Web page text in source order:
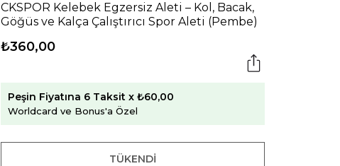
CKSPOR Kelebek Egzersiz Aleti – Kol, Bacak,
Göğüs ve Kalça Çalıştırıcı Spor Aleti (Pembe)
₺360,00
Peşin Fiyatına 6 Taksit x ₺60,00
Worldcard ve Bonus'a Özel
TÜKENDI